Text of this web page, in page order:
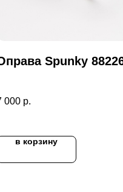
Spunky
000 р.
в корзину